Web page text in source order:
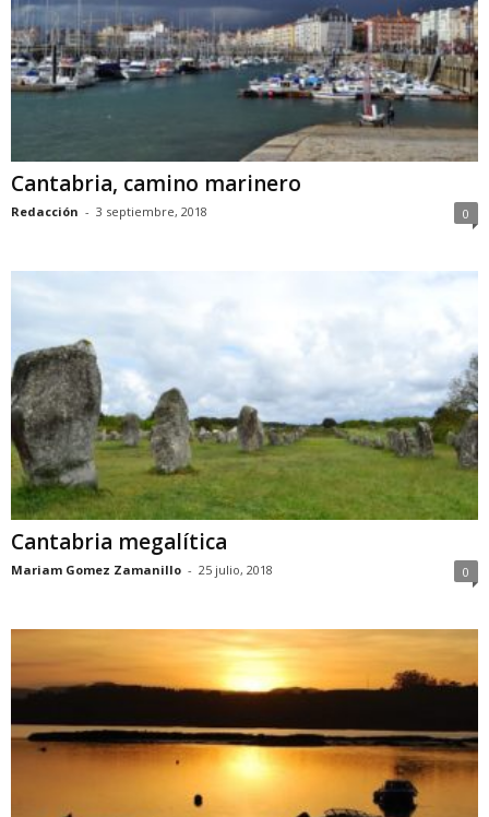
Cantabria, camino marinero
Redacción - 3 septiembre, 2018 0
Cantabria megalítica
Mariam Gomez Zamanillo - 25 julio, 2018 0